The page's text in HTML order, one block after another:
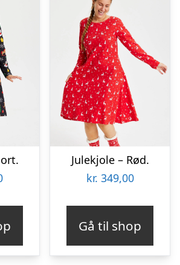
Julekjole – Rød.
kr. 349,00
Gå til shop